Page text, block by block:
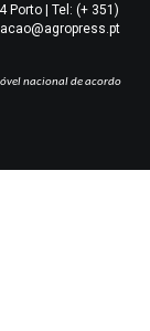
Porto | Tel: (+ 351)
nacional de acordo